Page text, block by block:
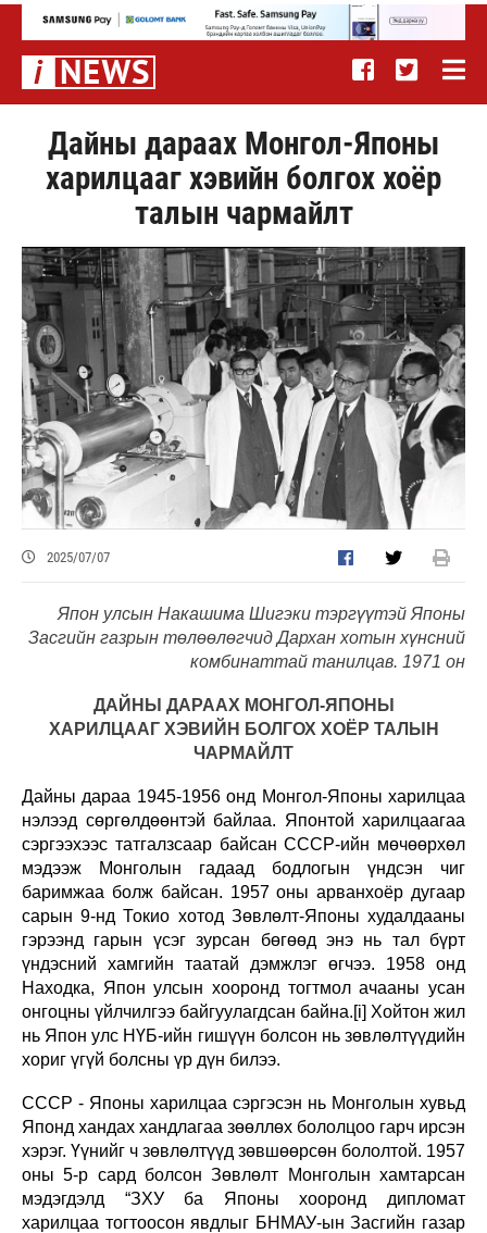
Дайны дараах Монгол-Японы
харилцааг хэвийн болгох хоёр
талын чармайлт
2025/07/07
Япон улсын Накашима Шигэки тэргүүтэй Японы
Засгийн газрын төлөөлөгчид Дархан хотын хүнсний
комбинаттай танилцав. 1971 он
ДАЙНЫ ДАРААХ МОНГОЛ-ЯПОНЫ
ХАРИЛЦААГ ХЭВИЙН БОЛГОХ ХОЁР ТАЛЫН
ЧАРМАЙЛТ
Дайны дараа 1945-1956 онд Монгол-Японы харилцаа
нэлээд сөргөлдөөнтэй байлаа. Японтой харилцаагаа
сэргээхээс татгалзсаар байсан СССР-ийн мөчөөрхөл
мэдээж Монголын гадаад бодлогын үндсэн чиг
баримжаа болж байсан. 1957 оны арванхоёр дугаар
сарын 9-нд Токио хотод Зөвлөлт-Японы худалдааны
гэрээнд гарын үсэг зурсан бөгөөд энэ нь тал бүрт
үндэсний хамгийн таатай дэмжлэг өгчээ. 1958 онд
Находка, Япон улсын хооронд тогтмол ачааны усан
онгоцны үйлчилгээ байгуулагдсан байна.[i] Хойтон жил
нь Япон улс НҮБ-ийн гишүүн болсон нь зөвлөлтүүдийн
хориг үгүй болсны үр дүн билээ.
СССР - Японы харилцаа сэргэсэн нь Монголын хувьд
Японд хандах хандлагаа зөөллөх бололцоо гарч ирсэн
хэрэг. Үүнийг ч зөвлөлтүүд зөвшөөрсөн бололтой. 1957
оны 5-р сард болсон Зөвлөлт Монголын хамтарсан
мэдэгдэлд “ЗХУ ба Японы хооронд дипломат
харилцаа тогтоосон явдлыг БНМАУ-ын Засгийн газар